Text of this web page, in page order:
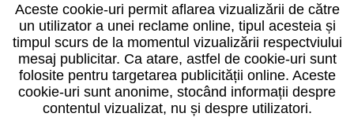
Aceste cookie-uri permit aflarea vizualizării de către
un utilizator a unei reclame online, tipul acesteia și
timpul scurs de la momentul vizualizării respectviului
mesaj publicitar. Ca atare, astfel de cookie-uri sunt
folosite pentru targetarea publicității online. Aceste
cookie-uri sunt anonime, stocând informații despre
contentul vizualizat, nu și despre utilizatori.